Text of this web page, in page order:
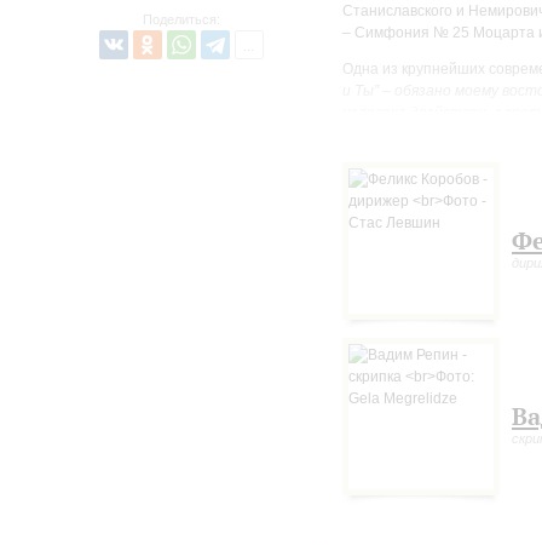
Поделиться:
Станиславского и
– Симфония № 25 Моцарта
Одна из крупнейших
находят свою
чтении таких
искусству Музыки, к
бесконечности, а, с
утвердить его.